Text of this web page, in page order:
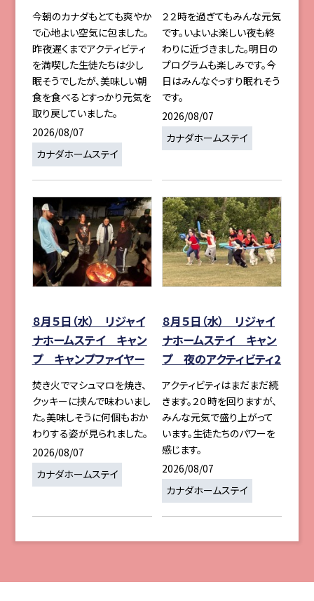
今朝のカナダもとても爽やか
で心地よい空気に包ました。
昨夜遅くまでアクティビティ
を満喫した生徒たちは少し
眠そうでしたが、美味しい朝
食を食べるとすっかり元気を
取り戻していました。
2026/08/07
カナダホームステイ
２２時を過ぎてもみんな元気
です。いよいよ楽しい夜も終
わりに近づきました。明日の
プログラムも楽しみです。今
日はみんなぐっすり眠れそう
です。
2026/08/07
カナダホームステイ
８月５日（水） リジャイ
ナホームステイ キャン
プ キャンプファイヤー
焚き火でマシュマロを焼き、
クッキーに挟んで味わいまし
た。美味しそうに何個もおか
わりする姿が見られました。
2026/08/07
カナダホームステイ
８月５日（水） リジャイ
ナホームステイ キャン
プ 夜のアクティビティ2
アクティビティはまだまだ続
きます。２０時を回りますが、
みんな元気で盛り上がって
います。生徒たちのパワーを
感じます。
2026/08/07
カナダホームステイ